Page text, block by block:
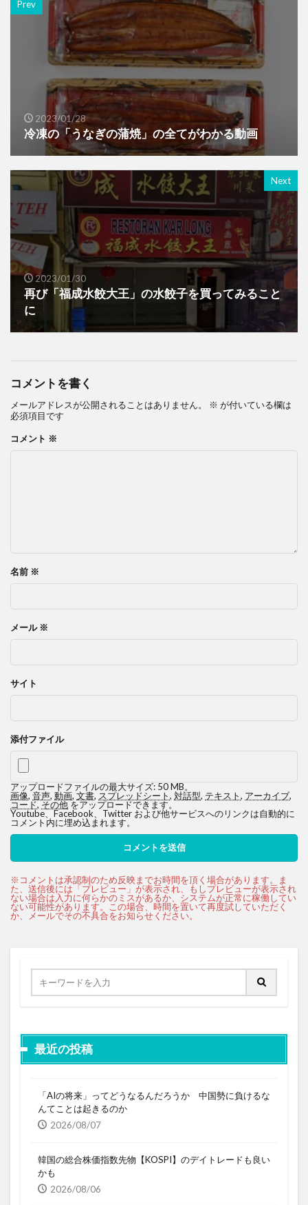
Prev
2023/01/28
冷凍の「うなぎの蒲焼」の全てがわかる動画
Next
2023/01/30
再び「福成水餃大王」の水餃子を買ってみること
に
コメントを書く
メールアドレスが公開されることはありません。 ※ が付いている欄は
必須項目です
コメント ※
名前 ※
メール ※
サイト
添付ファイル
アップロードファイルの最大サイズ: 50 MB。
画像, 音声, 動画, 文書, スプレッドシート, 対話型, テキスト, アーカイブ,
コード,その他をアップロードできます。
Youtube、Facebook、Twitter および他サービスへのリンクは自動的に
コメント内に埋め込まれます。
最近の投稿
「AIの将来」ってどうなるんだろうか 中国勢に負けるな
んてことは起きるのか
2026/08/07
韓国の総合株価指数先物【KOSPI】のデイトレードも良い
かも
2026/08/06